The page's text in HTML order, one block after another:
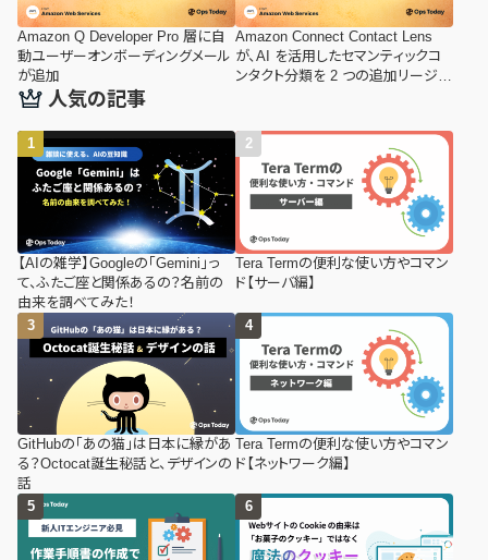
Amazon Q Developer Pro 層に自
動ユーザーオンボーディングメール
が追加
Amazon Connect Contact Lens
が、AI を活用したセマンティックコ
ンタクト分類を 2 つの追加リージョ
人気の記事
【AIの雑学】Googleの「Gemini」っ
て、ふたご座と関係あるの？名前の
由来を調べてみた！
Tera Termの便利な使い方やコマン
ド【サーバ編】
GitHubの「あの猫」は日本に縁があ
る？Octocat誕生秘話と、デザインの
話
Tera Termの便利な使い方やコマン
ド【ネットワーク編】